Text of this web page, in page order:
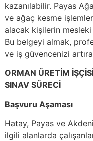
kazanılabilir. Payas
ve ağaç kesme
alacak kişilerin
Bu belgeyi almak,
ve iş güvencenizi
ORMAN ÜRETİM
SINAV SÜRECİ
Başvuru Aşaması
Hatay, Payas ve
ilgili alanlarda